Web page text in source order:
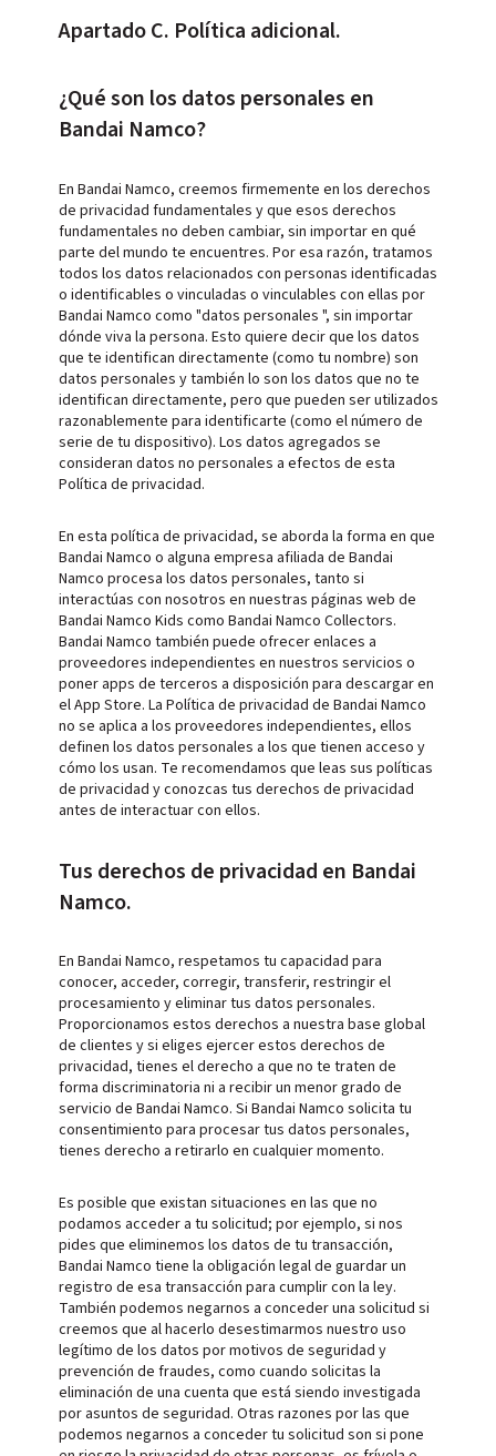
Apartado C. Política adicional.
¿Qué son los datos personales en
Bandai Namco?
En Bandai Namco, creemos firmemente en los derechos
de privacidad fundamentales y que esos derechos
fundamentales no deben cambiar, sin importar en qué
parte del mundo te encuentres. Por esa razón, tratamos
todos los datos relacionados con personas identificadas
o identificables o vinculadas o vinculables con ellas por
Bandai Namco como "datos personales ", sin importar
dónde viva la persona. Esto quiere decir que los datos
que te identifican directamente (como tu nombre) son
datos personales y también lo son los datos que no te
identifican directamente, pero que pueden ser utilizados
razonablemente para identificarte (como el número de
serie de tu dispositivo). Los datos agregados se
consideran datos no personales a efectos de esta
Política de privacidad.
En esta política de privacidad, se aborda la forma en que
Bandai Namco o alguna empresa afiliada de Bandai
Namco procesa los datos personales, tanto si
interactúas con nosotros en nuestras páginas web de
Bandai Namco Kids como Bandai Namco Collectors.
Bandai Namco también puede ofrecer enlaces a
proveedores independientes en nuestros servicios o
poner apps de terceros a disposición para descargar en
el App Store. La Política de privacidad de Bandai Namco
no se aplica a los proveedores independientes, ellos
definen los datos personales a los que tienen acceso y
cómo los usan. Te recomendamos que leas sus políticas
de privacidad y conozcas tus derechos de privacidad
antes de interactuar con ellos.
Tus derechos de privacidad en Bandai
Namco.
En Bandai Namco, respetamos tu capacidad para
conocer, acceder, corregir, transferir, restringir el
procesamiento y eliminar tus datos personales.
Proporcionamos estos derechos a nuestra base global
de clientes y si eliges ejercer estos derechos de
privacidad, tienes el derecho a que no te traten de
forma discriminatoria ni a recibir un menor grado de
servicio de Bandai Namco. Si Bandai Namco solicita tu
consentimiento para procesar tus datos personales,
tienes derecho a retirarlo en cualquier momento.
Es posible que existan situaciones en las que no
podamos acceder a tu solicitud; por ejemplo, si nos
pides que eliminemos los datos de tu transacción,
Bandai Namco tiene la obligación legal de guardar un
registro de esa transacción para cumplir con la ley.
También podemos negarnos a conceder una solicitud si
creemos que al hacerlo desestimarmos nuestro uso
legítimo de los datos por motivos de seguridad y
prevención de fraudes, como cuando solicitas la
eliminación de una cuenta que está siendo investigada
por asuntos de seguridad. Otras razones por las que
podemos negarnos a conceder tu solicitud son si pone